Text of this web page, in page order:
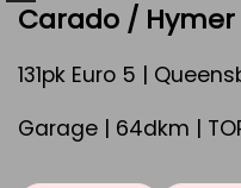
Carado /
131pk Euro 5 |
Garage | 64dkm |